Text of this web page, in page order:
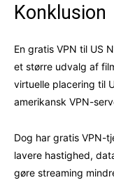
Konklusion
En gratis VPN til US
et større udvalg af
virtuelle placering til
amerikansk VPN-
Dog har gratis VPN-
lavere hastighed,
gøre streaming